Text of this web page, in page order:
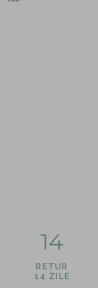
14
RETUR
14 ZILE